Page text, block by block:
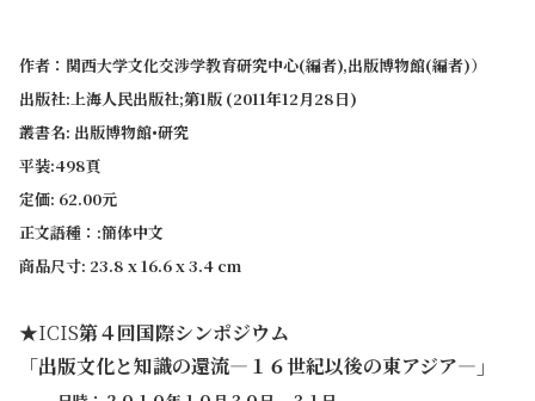
作者：関西大学文化交涉学教育研究中心(編者),出版博物館(編者)）
出版社:上海人民出版社;第1版 (2011年12月28日)
叢書名: 出版博物館•研究
平装:498頁
定価: 62.00元
正文語種：:簡体中文
商品尺寸: 23.8 x 16.6 x 3.4 cm
★ICIS第４回国際シンポジウム
「出版文化と知識の還流―１６世紀以後の東アジア―」